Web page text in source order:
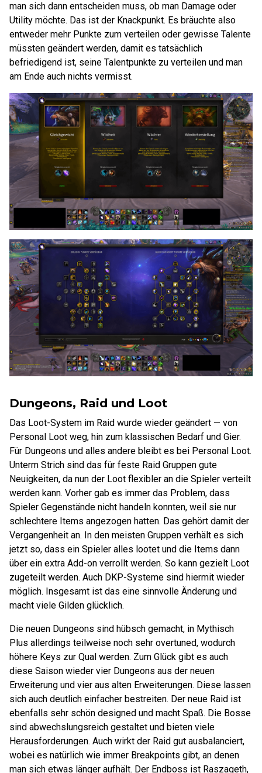
man sich dann entscheiden muss, ob man Damage oder
Utility möchte. Das ist der Knackpunkt. Es bräuchte also
entweder mehr Punkte zum verteilen oder gewisse Talente
müssten geändert werden, damit es tatsächlich
befriedigend ist, seine Talentpunkte zu verteilen und man
am Ende auch nichts vermisst.
Dungeons, Raid und Loot
Das Loot-System im Raid wurde wieder geändert — von
Personal Loot weg, hin zum klassischen Bedarf und Gier.
Für Dungeons und alles andere bleibt es bei Personal Loot.
Unterm Strich sind das für feste Raid Gruppen gute
Neuigkeiten, da nun der Loot flexibler an die Spieler verteilt
werden kann. Vorher gab es immer das Problem, dass
Spieler Gegenstände nicht handeln konnten, weil sie nur
schlechtere Items angezogen hatten. Das gehört damit der
Vergangenheit an. In den meisten Gruppen verhält es sich
jetzt so, dass ein Spieler alles lootet und die Items dann
über ein extra Add-on verrollt werden. So kann gezielt Loot
zugeteilt werden. Auch DKP-Systeme sind hiermit wieder
möglich. Insgesamt ist das eine sinnvolle Änderung und
macht viele Gilden glücklich.
Die neuen Dungeons sind hübsch gemacht, in Mythisch
Plus allerdings teilweise noch sehr overtuned, wodurch
höhere Keys zur Qual werden. Zum Glück gibt es auch
diese Saison wieder vier Dungeons aus der neuen
Erweiterung und vier aus alten Erweiterungen. Diese lassen
sich auch deutlich einfacher bestreiten. Der neue Raid ist
ebenfalls sehr schön designed und macht Spaß. Die Bosse
sind abwechslungsreich gestaltet und bieten viele
Herausforderungen. Auch wirkt der Raid gut ausbalanciert,
wobei es natürlich wie immer Breakpoints gibt, an denen
man sich etwas länger aufhält. Der Endboss ist Raszageth,